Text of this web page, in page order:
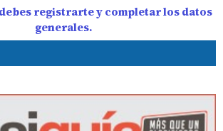
registrarte y completar los datos
generales.